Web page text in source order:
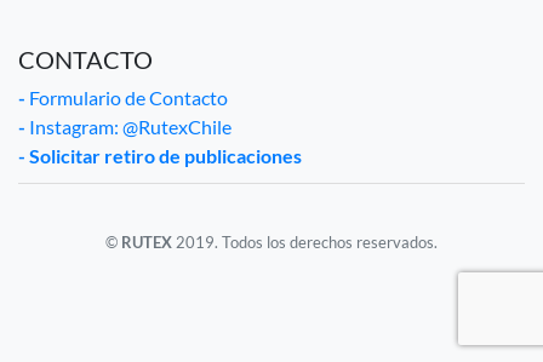
CONTACTO
- Formulario de Contacto
- Instagram: @RutexChile
- Solicitar retiro de publicaciones
© RUTEX 2019. Todos los derechos reservados.